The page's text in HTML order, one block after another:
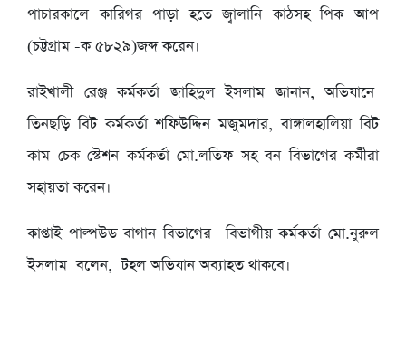
পাচারকালে কারিগর পাড়া হতে জ্বালানি কাঠসহ পিক আপ
(চট্টগ্রাম -ক ৫৮২৯)জব্দ করেন।
রাইখালী রেঞ্জ কর্মকর্তা জাহিদুল ইসলাম জানান, অভিযানে
তিনছড়ি বিট কর্মকর্তা শফিউদ্দিন মজুমদার, বাঙ্গালহালিয়া বিট
কাম চেক স্টেশন কর্মকর্তা মো.লতিফ সহ বন বিভাগের কর্মীরা
সহায়তা করেন।
কাপ্তাই পাল্পউড বাগান বিভাগের বিভাগীয় কর্মকর্তা মো.নুরুল
ইসলাম বলেন, টহল অভিযান অব্যাহত থাকবে।